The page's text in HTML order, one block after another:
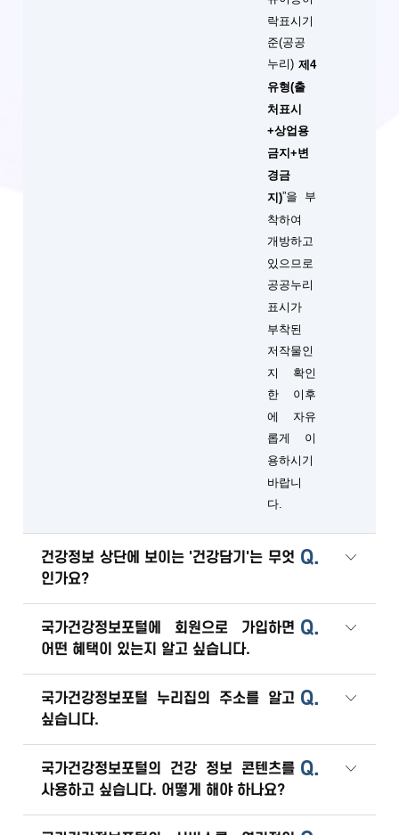
락표시기
준(공공
누리) 제4
유형(출
처표시
+상업용
금지+변
경금
지)”을 부
착하여
개방하고
있으므로
공공누리
표시가
부착된
저작물인
지 확인
한 이후
에 자유
롭게 이
용하시기
바랍니
다.
Q.
건강정보 상단에 보이는 '건강담기'는 무엇
인가요?
Q.
국가건강정보포털에 회원으로 가입하면
어떤 혜택이 있는지 알고 싶습니다.
Q.
국가건강정보포털 누리집의 주소를 알고
싶습니다.
Q.
국가건강정보포털의 건강 정보 콘텐츠를
사용하고 싶습니다. 어떻게 해야 하나요?